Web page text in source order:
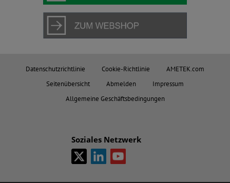
Datenschutzrichtlinie Cookie-Richtlinie
AMETEK.com
Seitenübersicht
Abmelden
Impressum
Allgemeine Geschäftsbedingungen
Soziales Netzwerk